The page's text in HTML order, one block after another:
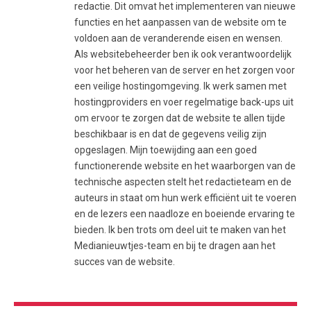
redactie. Dit omvat het implementeren van nieuwe
functies en het aanpassen van de website om te
voldoen aan de veranderende eisen en wensen.
Als websitebeheerder ben ik ook verantwoordelijk
voor het beheren van de server en het zorgen voor
een veilige hostingomgeving. Ik werk samen met
hostingproviders en voer regelmatige back-ups uit
om ervoor te zorgen dat de website te allen tijde
beschikbaar is en dat de gegevens veilig zijn
opgeslagen. Mijn toewijding aan een goed
functionerende website en het waarborgen van de
technische aspecten stelt het redactieteam en de
auteurs in staat om hun werk efficiënt uit te voeren
en de lezers een naadloze en boeiende ervaring te
bieden. Ik ben trots om deel uit te maken van het
Medianieuwtjes-team en bij te dragen aan het
succes van de website.